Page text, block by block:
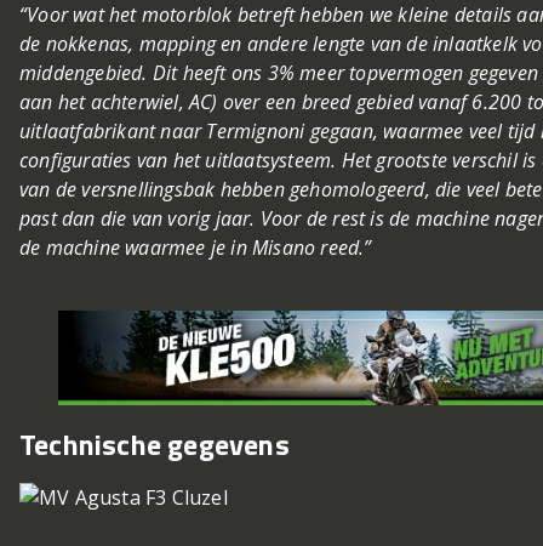
“Voor wat het motorblok betreft hebben we kleine details
de nokkenas, mapping en andere lengte van de inlaatkelk
middengebied. Dit heeft ons 3% meer topvermogen
aan het achterwiel, AC) over een breed gebied vanaf 6.200
uitlaatfabrikant naar Termignoni gegaan, waarmee veel tijd
configuraties van het uitlaatsysteem. Het grootste verschil
van de versnellingsbak hebben gehomologeerd, die veel
past dan die van vorig jaar. Voor de rest is de machine
de machine waarmee je in Misano reed.”
Technische gegevens